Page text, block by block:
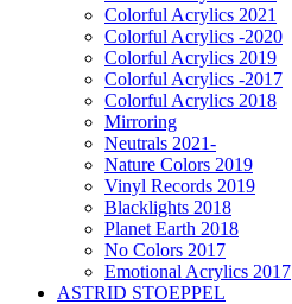
Colorful Acrylics 2021
Colorful Acrylics -2020
Colorful Acrylics 2019
Colorful Acrylics -2017
Colorful Acrylics 2018
Mirroring
Neutrals 2021-
Nature Colors 2019
Vinyl Records 2019
Blacklights 2018
Planet Earth 2018
No Colors 2017
Emotional Acrylics 2017
ASTRID STOEPPEL